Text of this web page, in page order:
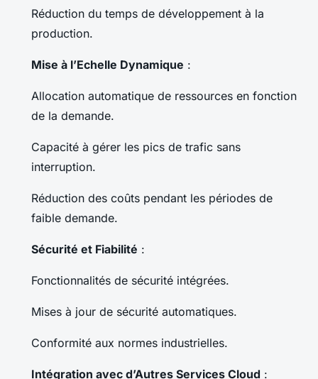
Réduction du temps de développement à la
production.
Mise à l’Echelle Dynamique :
Allocation automatique de ressources en fonction
de la demande.
Capacité à gérer les pics de trafic sans
interruption.
Réduction des coûts pendant les périodes de
faible demande.
Sécurité et Fiabilité :
Fonctionnalités de sécurité intégrées.
Mises à jour de sécurité automatiques.
Conformité aux normes industrielles.
Intégration avec d’Autres Services Cloud :